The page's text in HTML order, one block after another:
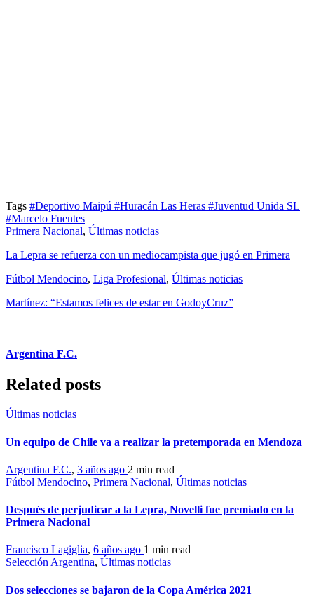
Tags #Deportivo Maipú #Huracán Las Heras #Juventud Unida SL
#Marcelo Fuentes
Primera Nacional, Últimas noticias
La Lepra se refuerza con un mediocampista que jugó en Primera
Fútbol Mendocino, Liga Profesional, Últimas noticias
Martínez: “Estamos felices de estar en GodoyCruz”
Argentina F.C.
Related posts
Últimas noticias
Un equipo de Chile va a realizar la pretemporada en Mendoza
Argentina F.C., 3 años ago 2 min read
Fútbol Mendocino, Primera Nacional, Últimas noticias
Después de perjudicar a la Lepra, Novelli fue premiado en la
Primera Nacional
Francisco Lagiglia, 6 años ago 1 min read
Selección Argentina, Últimas noticias
Dos selecciones se bajaron de la Copa América 2021